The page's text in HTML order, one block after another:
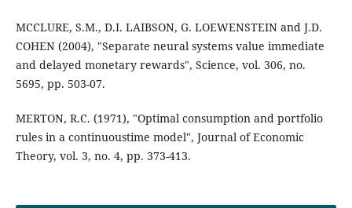
MCCLURE, S.M., D.I. LAIBSON, G. LOEWENSTEIN and J.D.
COHEN (2004), "Separate neural systems value immediate
and delayed monetary rewards", Science, vol. 306, no.
5695, pp. 503-07.
MERTON, R.C. (1971), "Optimal consumption and portfolio
rules in a continuoustime model", Journal of Economic
Theory, vol. 3, no. 4, pp. 373-413.